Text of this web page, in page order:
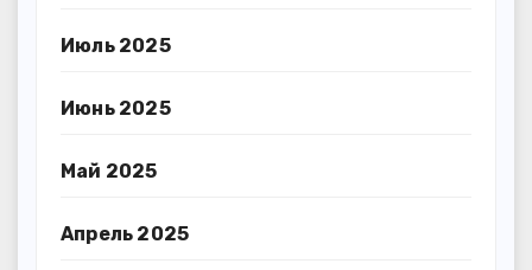
Июль 2025
Июнь 2025
Май 2025
Апрель 2025